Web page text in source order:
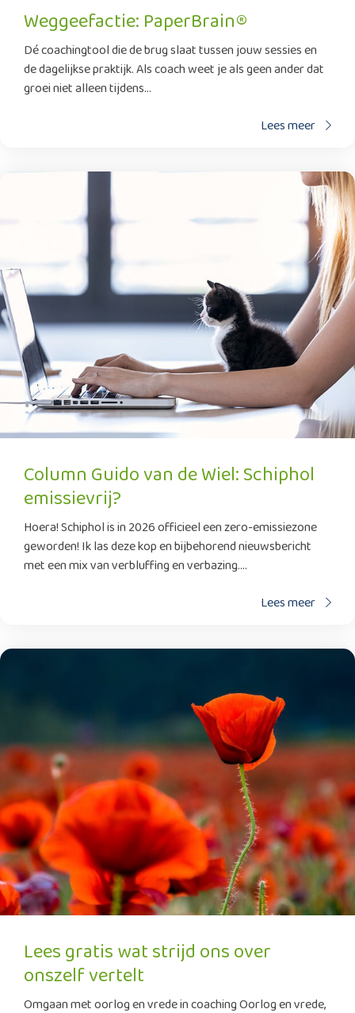
Weggeefactie: PaperBrain®
Dé coachingtool die de brug slaat tussen jouw sessies en
de dagelijkse praktijk. Als coach weet je als geen ander dat
groei niet alleen tijdens...
Lees meer
Column Guido van de Wiel: Schiphol
emissievrij?
Hoera! Schiphol is in 2026 officieel een zero-emissiezone
geworden! Ik las deze kop en bijbehorend nieuwsbericht
met een mix van verbluffing en verbazing....
Lees meer
Lees gratis wat strijd ons over
onszelf vertelt
Omgaan met oorlog en vrede in coaching Oorlog en vrede,